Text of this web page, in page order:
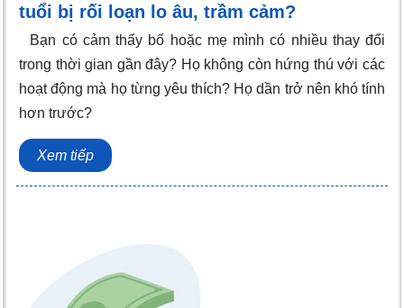
tuổi bị rối loạn lo âu, trầm cảm?
Bạn có cảm thấy bố hoặc mẹ mình có nhiều thay đổi
trong thời gian gần đây? Họ không còn hứng thú với các
hoạt động mà họ từng yêu thích? Họ dần trở nên khó tính
hơn trước?
Xem tiếp